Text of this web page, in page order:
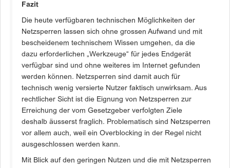
Fazit
Die heute verfügbaren technischen Möglichkeiten der
Netzsperren lassen sich ohne grossen Aufwand und mit
bescheidenem technischem Wissen umgehen, da die
dazu erforderlichen „Werkzeuge“ für jedes Endgerät
verfügbar sind und ohne weiteres im Internet gefunden
werden können. Netzsperren sind damit auch für
technisch wenig versierte Nutzer faktisch unwirksam. Aus
rechtlicher Sicht ist die Eignung von Netzsperren zur
Erreichung der vom Gesetzgeber verfolgten Ziele
deshalb äusserst fraglich. Problematisch sind Netzsperren
vor allem auch, weil ein Overblocking in der Regel nicht
ausgeschlossen werden kann.
Mit Blick auf den geringen Nutzen und die mit Netzsperren